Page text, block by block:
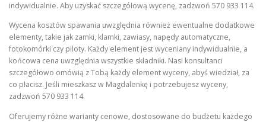
indywidualnie. Aby uzyskać szczegółową wycenę, zadzwoń 570 933 114.
Wycena kosztów spawania uwzględnia również ewentualne dodatkowe
elementy, takie jak zamki, klamki, zawiasy, napędy automatyczne,
fotokomórki czy piloty. Każdy element jest wyceniany indywidualnie, a
końcowa cena uwzględnia wszystkie składniki. Nasi konsultanci
szczegółowo omówią z Tobą każdy element wyceny, abyś wiedział, za
co płacisz. Jeśli mieszkasz w Magdalenkę i potrzebujesz wyceny,
zadzwoń 570 933 114.
Oferujemy różne warianty cenowe, dostosowane do budżetu każdego